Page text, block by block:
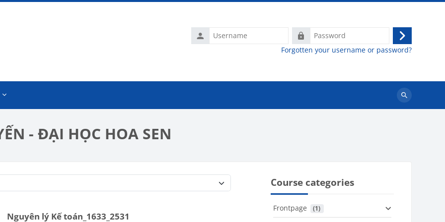
Username
Password
Log
in
Forgotten your username or password?
Search
- ĐẠI HỌC HOA SEN
Nguyên lý Kế toán_1633_2531
Course categories
Frontpage (1)